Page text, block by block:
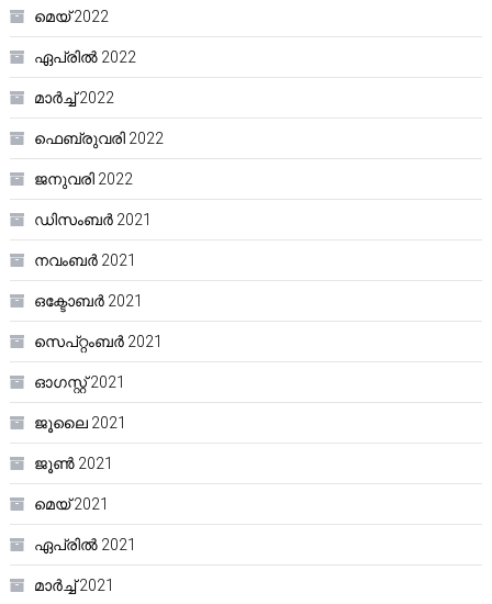
മെയ്‌ 2022
ഏപ്രിൽ 2022
മാർച്ച്‌ 2022
ഫെബ്രുവരി 2022
ജനുവരി 2022
ഡിസംബർ 2021
നവംബർ 2021
ഒക്ടോബർ 2021
സെപ്റ്റംബർ 2021
ഓഗസ്റ്റ്‌ 2021
ജൂലൈ 2021
ജൂൺ 2021
മെയ്‌ 2021
ഏപ്രിൽ 2021
മാർച്ച്‌ 2021